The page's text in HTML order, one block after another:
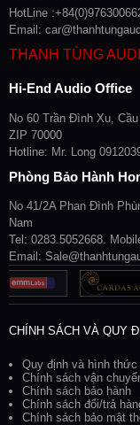
HotLine
Email:
THANH TÙNG
Hi-End Audio Office
No 60 Trần Đình Xu,
ZIP 70000
Hotline: Mr. Long
Phòng Bảo Hành
No 41/2A Phan Đình
Nam
Tel: 0283.5052668.
Email:
CHÍNH SÁCH VÀ QUY
Quy định và hình thức
Chính sách vận
Chính sách bảo hành
Chính sách đổi/trả
Chính sách bảo mật